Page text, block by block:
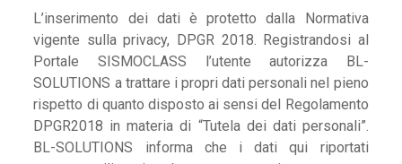
L’inserimento dei dati è protetto dalla Normativa
vigente sulla privacy, DPGR 2018. Registrandosi al
Portale SISMOCLASS l’utente autorizza BL-
SOLUTIONS a trattare i propri dati personali nel pieno
rispetto di quanto disposto ai sensi del Regolamento
DPGR2018 in materia di “Tutela dei dati personali”.
BL-SOLUTIONS informa che i dati qui riportati